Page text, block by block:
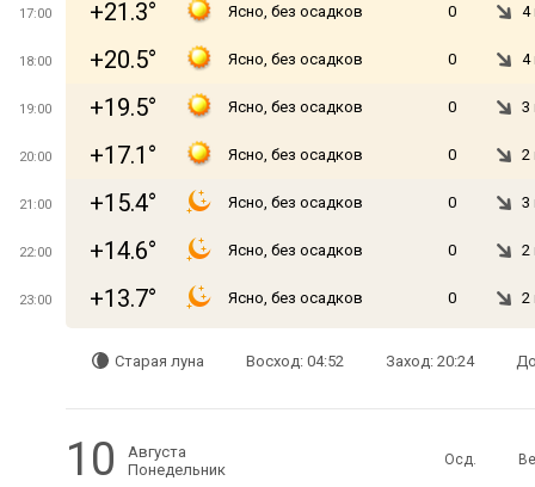
17:00 +21.3° Ясно, без осадков 0 4
18:00 +20.5° Ясно, без осадков 0 4
19:00 +19.5° Ясно, без осадков 0 3
20:00 +17.1° Ясно, без осадков 0 2
21:00 +15.4° Ясно, без осадков 0 3
22:00 +14.6° Ясно, без осадков 0 2
23:00 +13.7° Ясно, без осадков 0 2
Старая луна Восход: 04:52 Заход: 20:24
10
Августа
Понедельник
Осд.